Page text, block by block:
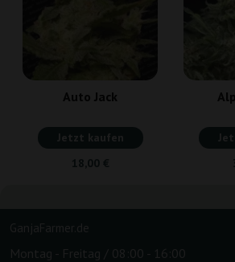
Auto Jack
Jetzt kaufen
18,00 €
GanjaFarmer.de
Montag - Freitag / 08:00 - 16:00